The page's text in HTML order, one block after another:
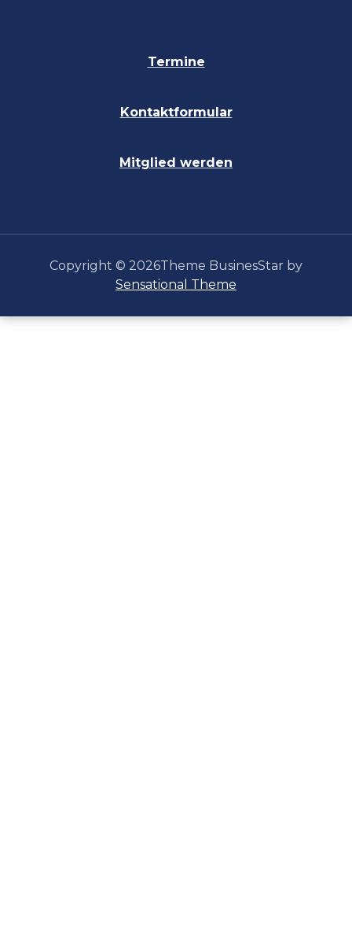
Termine
Kontaktformular
Mitglied werden
Copyright © 2026Theme BusinesStar by
Sensational Theme